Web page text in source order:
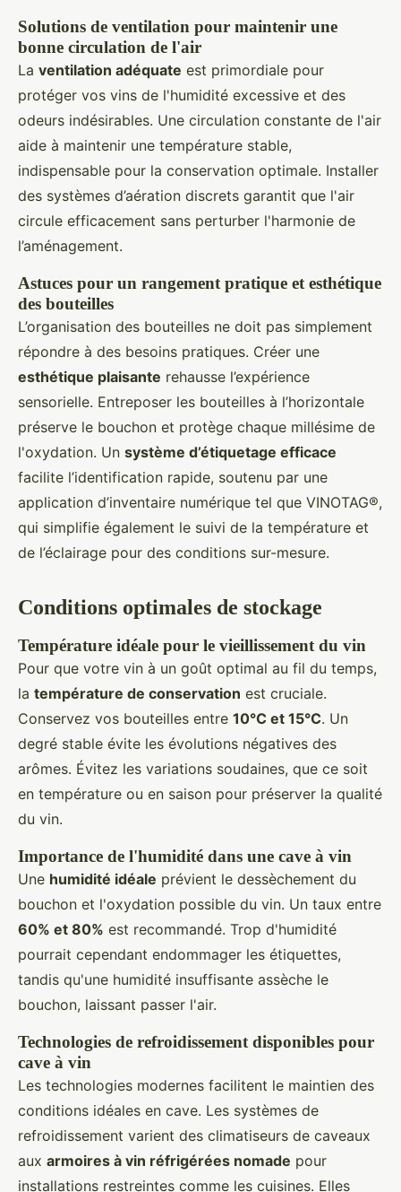
Solutions de ventilation pour maintenir une
bonne circulation de l'air
La ventilation adéquate est primordiale pour
protéger vos vins de l'humidité excessive et des
odeurs indésirables. Une circulation constante de l'air
aide à maintenir une température stable,
indispensable pour la conservation optimale. Installer
des systèmes d’aération discrets garantit que l'air
circule efficacement sans perturber l'harmonie de
l’aménagement.
Astuces pour un rangement pratique et esthétique
des bouteilles
L’organisation des bouteilles ne doit pas simplement
répondre à des besoins pratiques. Créer une
esthétique plaisante rehausse l’expérience
sensorielle. Entreposer les bouteilles à l’horizontale
préserve le bouchon et protège chaque millésime de
l'oxydation. Un système d’étiquetage efficace
facilite l’identification rapide, soutenu par une
application d’inventaire numérique tel que VINOTAG®,
qui simplifie également le suivi de la température et
de l’éclairage pour des conditions sur-mesure.
Conditions optimales de stockage
Température idéale pour le vieillissement du vin
Pour que votre vin à un goût optimal au fil du temps,
la température de conservation est cruciale.
Conservez vos bouteilles entre 10°C et 15°C. Un
degré stable évite les évolutions négatives des
arômes. Évitez les variations soudaines, que ce soit
en température ou en saison pour préserver la qualité
du vin.
Importance de l'humidité dans une cave à vin
Une humidité idéale prévient le dessèchement du
bouchon et l'oxydation possible du vin. Un taux entre
60% et 80% est recommandé. Trop d'humidité
pourrait cependant endommager les étiquettes,
tandis qu'une humidité insuffisante assèche le
bouchon, laissant passer l'air.
Technologies de refroidissement disponibles pour
cave à vin
Les technologies modernes facilitent le maintien des
conditions idéales en cave. Les systèmes de
refroidissement varient des climatiseurs de caveaux
aux armoires à vin réfrigérées nomade pour
installations restreintes comme les cuisines. Elles